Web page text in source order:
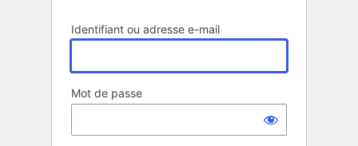
Identifiant ou adresse e-mail
Mot de passe